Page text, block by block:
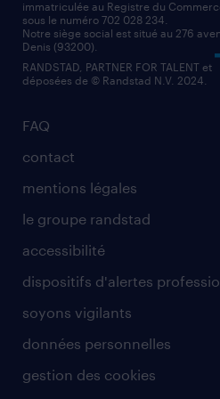
comptable
FAQ
contact
mentions légales
le groupe randstad
accessibilité
dispositifs d'alertes
soyons vigilants
données personnelles
gestion des cookies
immatriculée au Registre du
sous le numéro 702 028 234.
Notre siège social est situé au 276
Denis (93200).
RANDSTAD, PARTNER FOR TALENT et
déposées de © Randstad N.V. 2024.